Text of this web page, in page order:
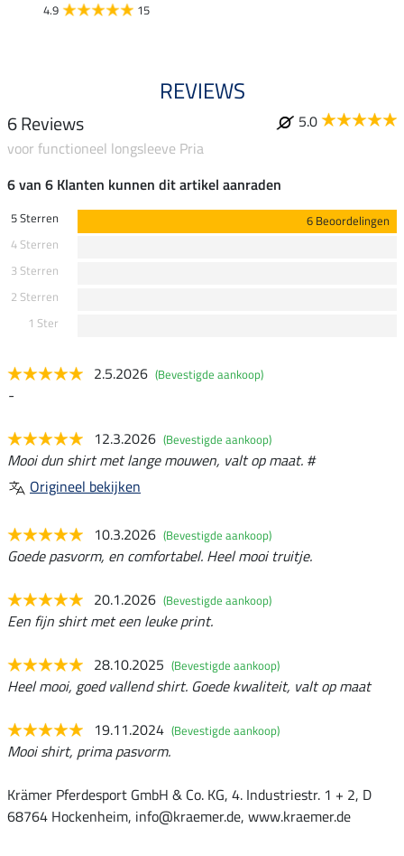
4.9 15
REVIEWS
6 Reviews
5.0
voor functioneel longsleeve Pria
6 van 6 Klanten kunnen dit artikel aanraden
5 Sterren
6 Beoordelingen
4 Sterren
3 Sterren
2 Sterren
1 Ster
2.5.2026 (Bevestigde aankoop)
-
12.3.2026 (Bevestigde aankoop)
Mooi dun shirt met lange mouwen, valt op maat. #
Origineel bekijken
10.3.2026 (Bevestigde aankoop)
Goede pasvorm, en comfortabel. Heel mooi truitje.
20.1.2026 (Bevestigde aankoop)
Een fijn shirt met een leuke print.
28.10.2025 (Bevestigde aankoop)
Heel mooi, goed vallend shirt. Goede kwaliteit, valt op maat
19.11.2024 (Bevestigde aankoop)
Mooi shirt, prima pasvorm.
Krämer Pferdesport GmbH & Co. KG, 4. Industriestr. 1 + 2, D
68764 Hockenheim, info@kraemer.de, www.kraemer.de